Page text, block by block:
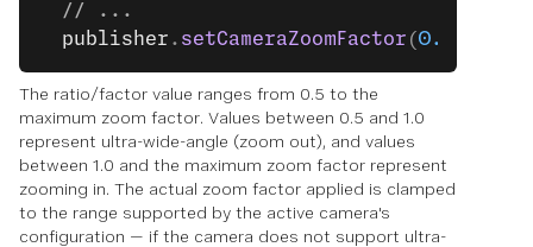
  // ...
  publisher
. setCameraZoomFactor (0.7
The ratio/factor value ranges from 0.5 to the
maximum zoom factor. Values between 0.5 and 1.0
represent ultra-wide-angle (zoom out), and values
between 1.0 and the maximum zoom factor represent
zooming in. The actual zoom factor applied is clamped
to the range supported by the active camera's
configuration — if the camera does not support ultra-